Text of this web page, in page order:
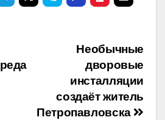
Необычные
дворовые
инсталляции
создаёт житель
Петропавловска